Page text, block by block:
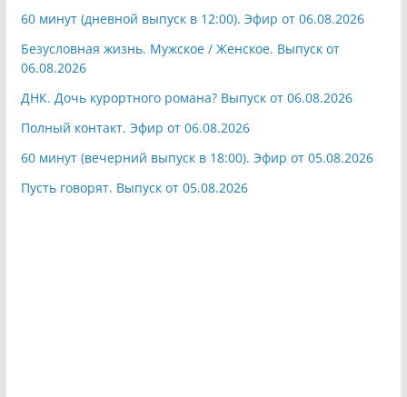
60 минут (дневной выпуск в 12:00). Эфир от 06.08.2026
Безусловная жизнь. Мужское / Женское. Выпуск от
06.08.2026
ДНК. Дочь курортного романа? Выпуск от 06.08.2026
Полный контакт. Эфир от 06.08.2026
60 минут (вечерний выпуск в 18:00). Эфир от 05.08.2026
Пусть говорят. Выпуск от 05.08.2026